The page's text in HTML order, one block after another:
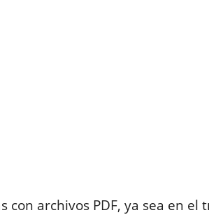
con archivos PDF, ya sea en